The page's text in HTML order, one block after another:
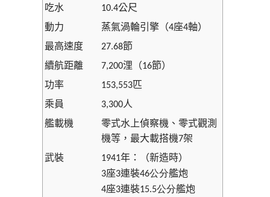
吃水
10.4公尺
動力
蒸氣渦輪引擎（4座4軸）
最高速度
27.68節
續航距離
7,200浬（16節）
功率
153,553匹
乘員
3,300人
艦載機
零式水上偵察機 、 零式觀測
機等 ， 最大載搭機7架
武裝
1941年：（新造時）
3座3連裝46公分艦炮
4座3連裝15.5公分艦炮